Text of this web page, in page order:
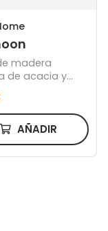
madera
de acacia y
FSC 100%
AÑADIR